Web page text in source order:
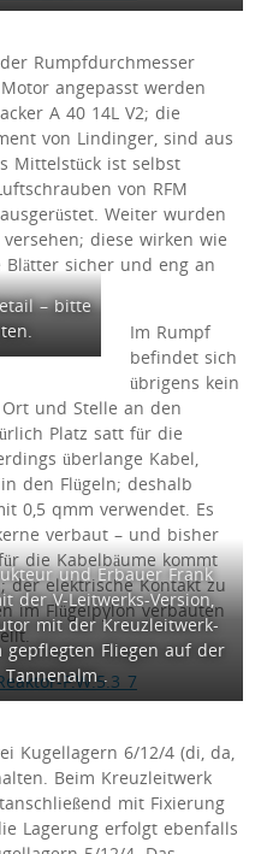
Rumpfdurchmesser
angepasst werden
A 40 14L V2; die
von Lindinger, sind aus
Mittelstück ist selbst
von RFM
Weiter wurden
diese wirken wie
sicher und eng an
– bitte
Im Rumpf
befindet sich
übrigens kein
und Stelle an den
Platz satt für die
überlange Kabel,
den Flügeln; deshalb
0,5 qmm verwendet. Es
verbaut – und bisher
die Kabelbäume kommt
der elektrische Kontakt zu
im Flügelpylon verbauten
und Erbauer Frank
der V-Leitwerks-Version,
mit der Kreuzleitwerk-
gepflegten Fliegen auf der
Tannenalm .
Kugellagern 6/12/4 (di, da,
Beim Kreuzleitwerk
mit Fixierung
Lagerung erfolgt ebenfalls